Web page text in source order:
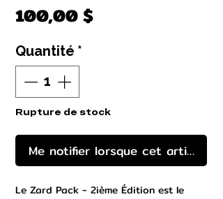
100,00 $Prix
Quantité *
Rupture de stock
Me notifier lorsque cet article est
Le Zard Pack - 2ième Édition est le